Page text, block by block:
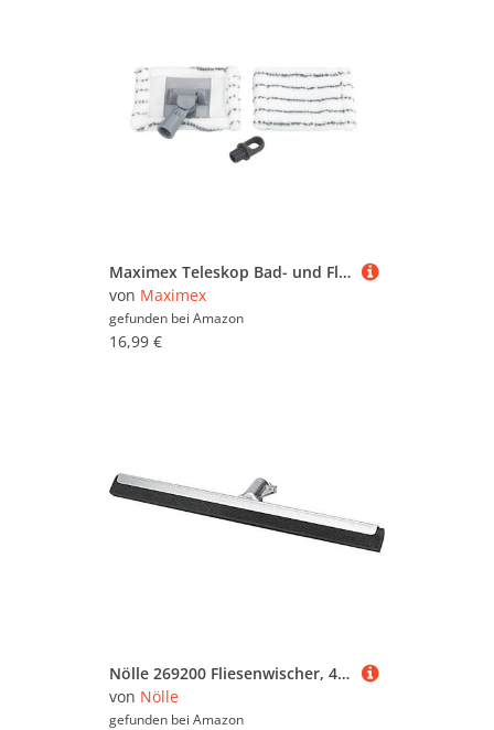
Maximex Teleskop Bad- und Fliesenwischer Profi, 360° Duo-Knickgelenk, Inkl. 2 Bezüge, Waschbar bis 60°C, 16 x 67-133 x 4 cm
von Maximex
gefunden bei Amazon
16,99 €
Nölle 269200 Fliesenwischer, 45 cm
von Nölle
gefunden bei Amazon